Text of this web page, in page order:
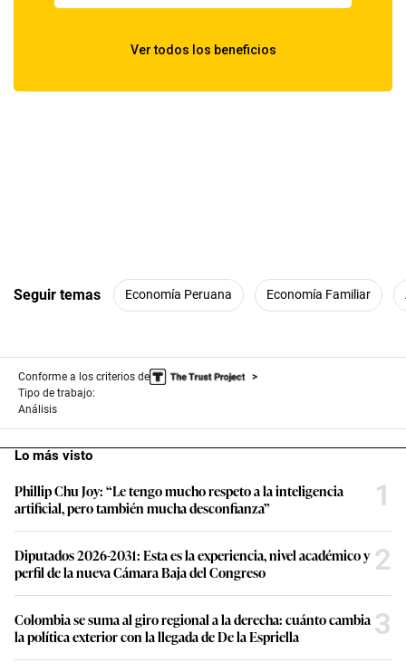
Seguir temas Economía Peruana Economía Familiar
Conforme a los criterios de
Tipo de trabajo:
Análisis
Lo más visto
Phillip Chu Joy: “Le tengo mucho respeto a la inteligencia
artificial, pero también mucha desconfianza”
1
Diputados 2026-2031: Esta es la experiencia, nivel académico y
perfil de la nueva Cámara Baja del Congreso
2
Colombia se suma al giro regional a la derecha: cuánto cambia
la política exterior con la llegada de De la Espriella
3